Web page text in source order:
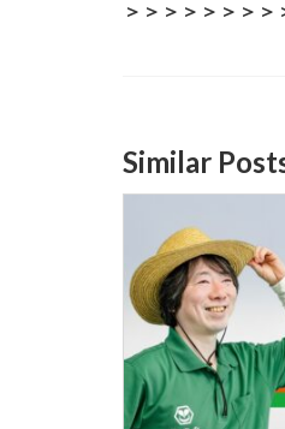
＞＞＞＞＞＞＞
Similar